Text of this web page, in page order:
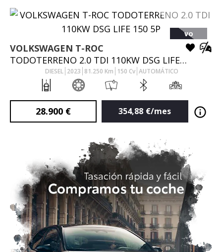
VO
VOLKSWAGEN T-ROC
TODOTERRENO 2.0 TDI 110KW DSG LIFE 150 5P
DIESEL 2023 81.250 Km 150 Cv AUTOMÁTICO
28.900 € 354,88 €/mes